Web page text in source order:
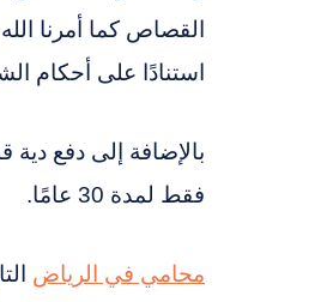
القصاص كما أمرنا
استنادًا على أحكام
فقط لمدة 30 عامًا.
محامي في الرياض